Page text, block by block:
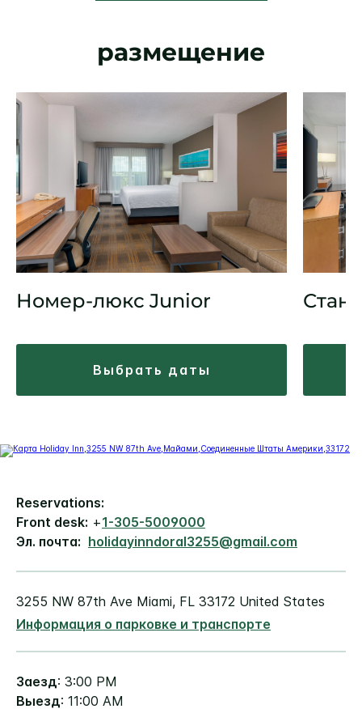
размещение
Номер-люкс Junior
выбрать даты
Reservations:
Front desk: +1-305-5009000
Эл. почта: holidayinndoral3255@gmail.com
3255 NW 87th Ave Miami, FL 33172 United States
Информация о парковке и транспорте
Заезд: 3:00 PM
Выезд: 11:00 AM